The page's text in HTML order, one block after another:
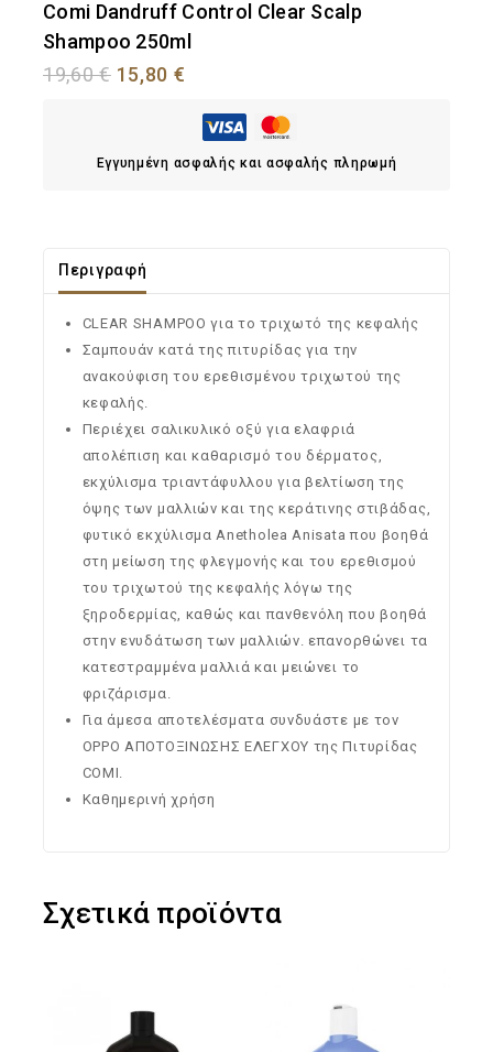
Comi Dandruff Control Clear Scalp
Shampoo 250ml
19,60€ 15,80 €
Εγγυημένη ασφαλής και ασφαλής πληρωμή
Περιγραφή
CLEAR SHAMPOO για το τριχωτό της κεφαλής
Σαμπουάν κατά της πιτυρίδας για την
ανακούφιση του ερεθισμένου τριχωτού της
κεφαλής.
Περιέχει σαλικυλικό οξύ για ελαφριά
απολέπιση και καθαρισμό του δέρματος,
εκχύλισμα τριαντάφυλλου για βελτίωση της
όψης των μαλλιών και της κεράτινης στιβάδας,
φυτικό εκχύλισμα Anetholea Anisata που βοηθά
στη μείωση της φλεγμονής και του ερεθισμού
του τριχωτού της κεφαλής λόγω της
ξηροδερμίας, καθώς και πανθενόλη που βοηθά
στην ενυδάτωση των μαλλιών. επανορθώνει τα
κατεστραμμένα μαλλιά και μειώνει το
φριζάρισμα.
Για άμεσα αποτελέσματα συνδυάστε με τον
ΟΡΡΟ ΑΠΟΤΟΞΙΝΩΣΗΣ ΕΛΕΓΧΟΥ της Πιτυρίδας
COMI.
Καθημερινή χρήση
Σχετικά προϊόντα